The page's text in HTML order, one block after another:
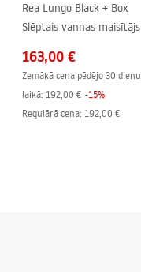
Rea Lungo Black + Box
Slēptais vannas maisītājs
163,00 €
Zemākā cena pēdējo 30 dienu
laikā: 192,00 € -15%
Regulārā cena: 192,00 €